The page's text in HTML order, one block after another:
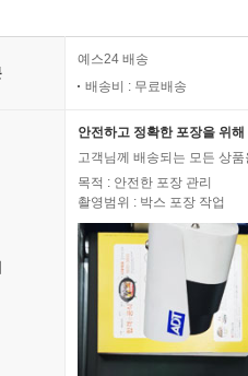
예스24 배송
배송비 : 무료배송
안전하고 정확한 포장을 위
고객님께 배송되는 모든 상
목적 : 안전한 포장 관리
촬영범위 : 박스 포장 작업